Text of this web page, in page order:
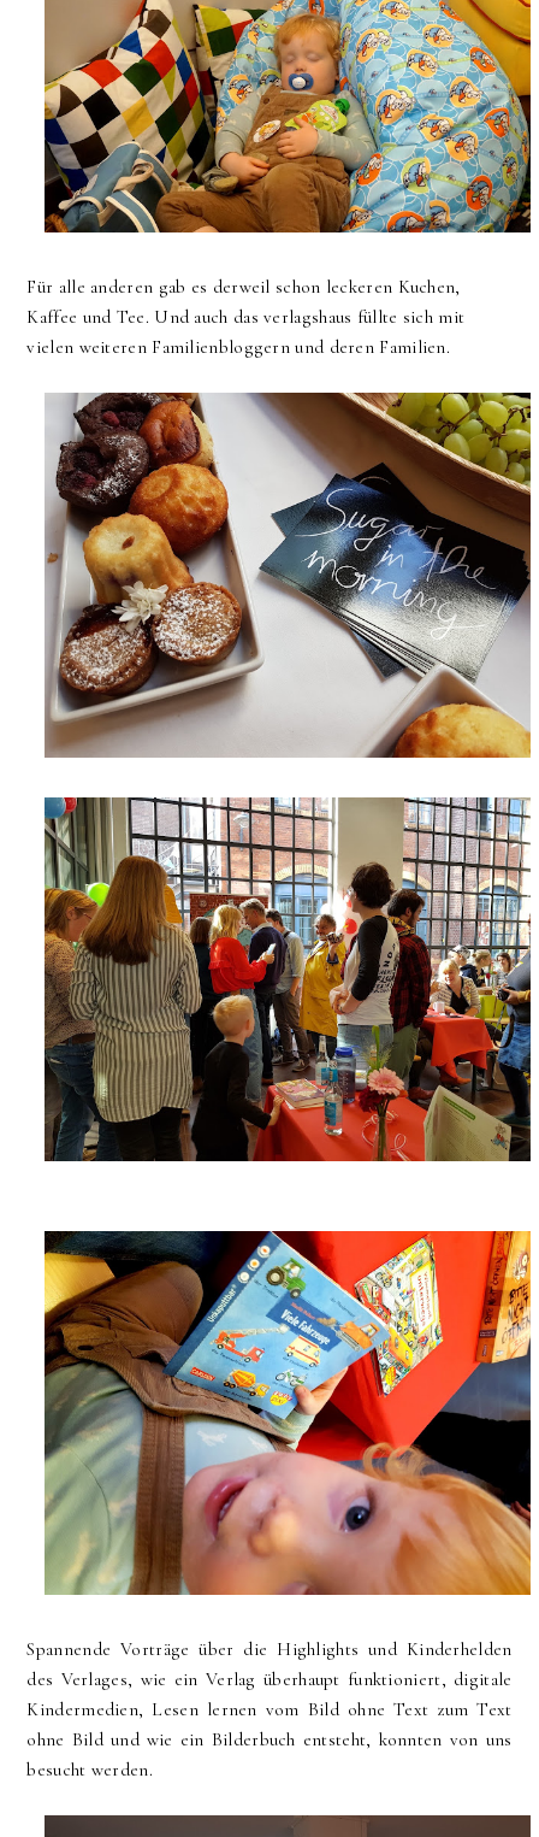
Für alle anderen gab es derweil schon leckeren Kuchen,
Kaffee und Tee. Und auch das verlagshaus füllte sich mit
vielen weiteren Familienbloggern und deren Familien.
Spannende Vorträge über die Highlights und Kinderhelden
des Verlages, wie ein Verlag überhaupt funktioniert, digitale
Kindermedien, Lesen lernen vom Bild ohne Text zum Text
ohne Bild und wie ein Bilderbuch entsteht, konnten von uns
besucht werden.